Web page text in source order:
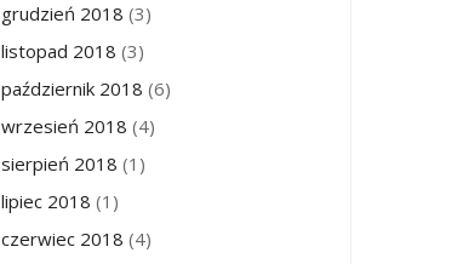
grudzień 2018 (3)
listopad 2018 (3)
październik 2018 (6)
wrzesień 2018 (4)
sierpień 2018 (1)
lipiec 2018 (1)
czerwiec 2018 (4)